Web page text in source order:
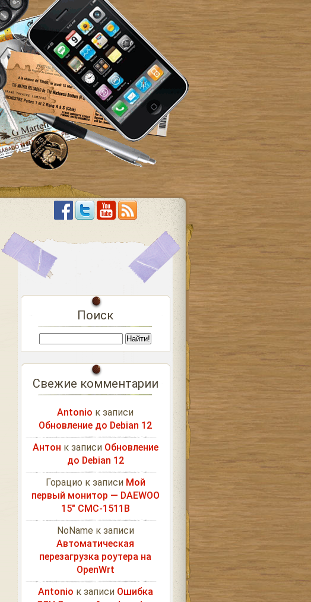
Поиск
Свежие комментарии
Antonio к записи
Обновление до Debian 12
Антон к записи Обновление
до Debian 12
Горацио к записи Мой
первый монитор — DAEWOO
15″ CMC-1511B
NoName к записи
Автоматическая
перезагрузка роутера на
OpenWrt
Antonio к записи Ошибка